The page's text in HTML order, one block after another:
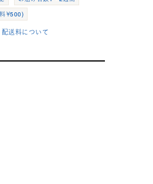
￥500)
配送料について